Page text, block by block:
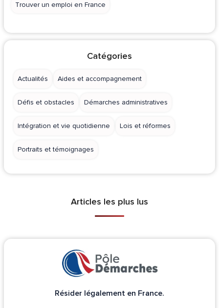
Trouver un emploi en France
Catégories
Actualités Aides et accompagnement
Défis et obstacles Démarches administratives
Intégration et vie quotidienne Lois et réformes
Portraits et témoignages
Articles les plus lus
Résider légalement en France.